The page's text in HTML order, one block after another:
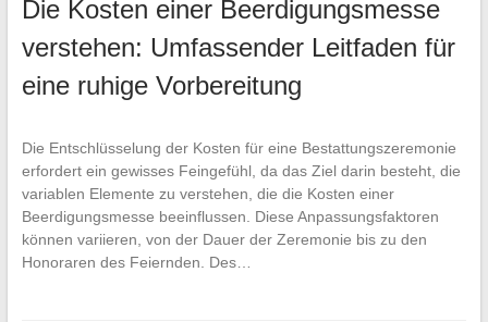
Die Kosten einer Beerdigungsmesse
verstehen: Umfassender Leitfaden für
eine ruhige Vorbereitung
Die Entschlüsselung der Kosten für eine Bestattungszeremonie
erfordert ein gewisses Feingefühl, da das Ziel darin besteht, die
variablen Elemente zu verstehen, die die Kosten einer
Beerdigungsmesse beeinflussen. Diese Anpassungsfaktoren
können variieren, von der Dauer der Zeremonie bis zu den
Honoraren des Feiernden. Des…